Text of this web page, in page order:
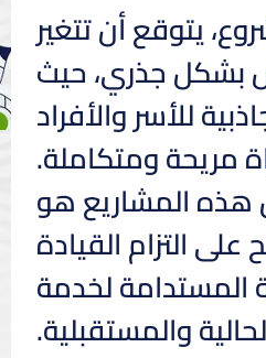
يتوقع أن تتغير
بشكل جذري، حيث
للأسر والأفراد
مريحة ومتكاملة.
هذه المشاريع هو
التزام القيادة
المستدامة لخدمة
والمستقبلية.